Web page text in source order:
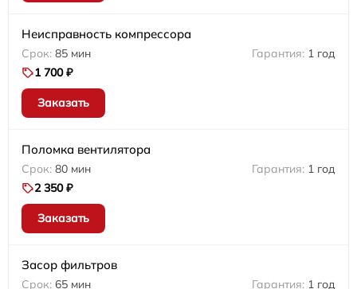
Неисправность компрессора
85 мин
1 год
1 700 ₽
Заказать
Поломка вентилятора
80 мин
1 год
2 350 ₽
Заказать
Засор фильтров
65 мин 1 год